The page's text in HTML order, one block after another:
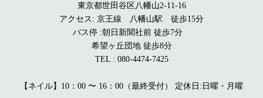
東京都世田谷区八幡山2-11-16
アクセス: 京王線 八幡山駅 徒歩15分
バス停 :朝日新聞社前 徒歩7分
希望ヶ丘団地 徒歩8分
TEL : 080-4474-7425
【ネイル】10：00 〜 16：00（最終受付） 定休日:日曜・月曜